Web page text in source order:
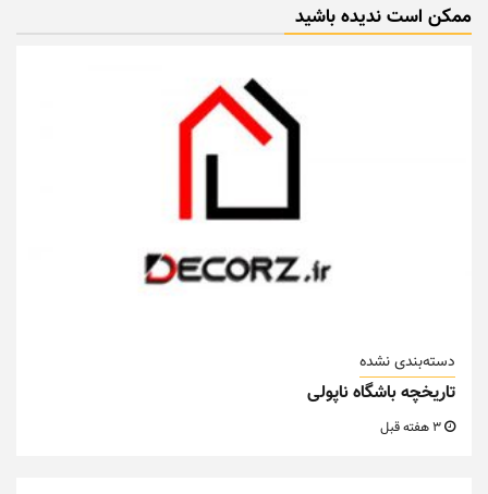
ممکن است ندیده باشید
دسته‌بندی نشده
تاریخچه باشگاه ناپولی